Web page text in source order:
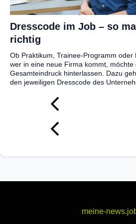
Dresscode im Job – so
richtig
Ob Praktikum, Trainee-Programm oder
wer in eine neue Firma kommt, möchte
Gesamteindruck hinterlassen. Dazu
den jeweiligen Dresscode des
meine-